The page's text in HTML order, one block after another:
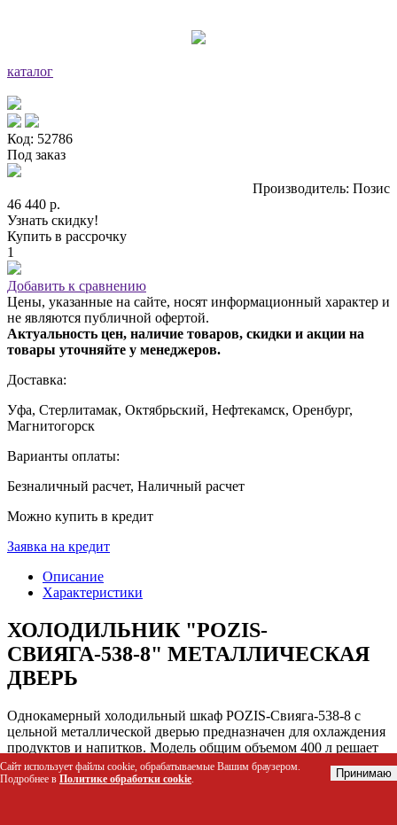
каталог
Код: 52786
Под заказ
Производитель: Позис
46 440 р.
Узнать скидку!
Купить в рассрочку
1
Добавить к сравнению
Цены, указанные на сайте, носят информационный характер и
не являются публичной офертой.
Актуальность цен, наличие товаров, скидки и акции на
товары уточняйте у менеджеров.
Доставка:
Уфа, Стерлитамак, Октябрьский, Нефтекамск, Оренбург,
Магнитогорск
Варианты оплаты:
Безналичный расчет, Наличный расчет
Можно купить в кредит
Заявка на кредит
Описание
Характеристики
ХОЛОДИЛЬНИК "POZIS-
СВИЯГА-538-8" МЕТАЛЛИЧЕСКАЯ
ДВЕРЬ
Однокамерный холодильный шкаф POZIS-Свияга-538-8 с
цельной металлической дверью предназначен для охлаждения
продуктов и напитков. Модель общим объемом 400 л решает
задачу вместительного хранения на кухне, в офисе или
подсобном помещении, где не требуется демонстрация
Сайт использует файлы cookie, обрабатываемые Вашим браузером.
Подробнее в Политике обработки cookie. Принимаю